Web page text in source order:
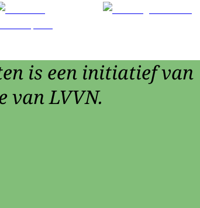
is een initiatief van
van LVVN.